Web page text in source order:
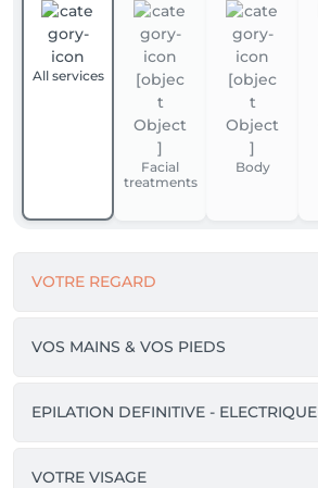
Au plaisir de prendre soin de vous,
L'équipe Escale bien-être & Nails 🌸
All services
Facial
treatments
Body
VOTRE REGARD
VOS MAINS & VOS PIEDS
EPILATION DEFINITIVE - ELECTRIQUE
VOTRE VISAGE